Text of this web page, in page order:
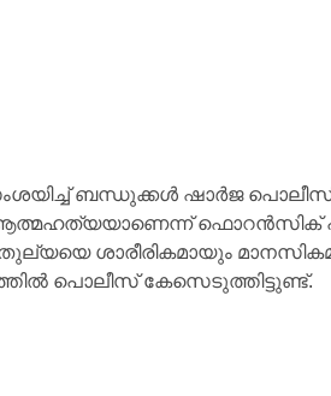
ബന്ധുക്കൾ ഷാർജ
ഫൊറൻസിക്
ശാരീരികമായും
പൊലീസ് കേസെടുത്തിട്ടുണ്ട്.